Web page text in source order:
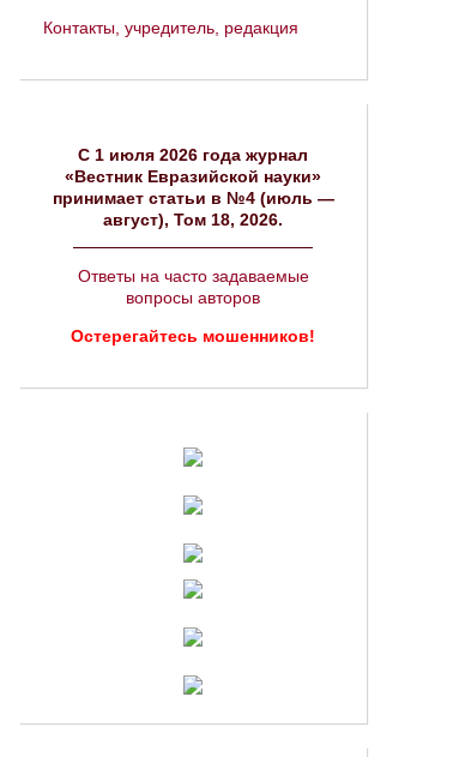
Контакты, учредитель, редакция
C 1 июля 2026 года журнал
«Вестник Евразийской науки»
принимает статьи в №4 (июль —
август), Том 18, 2026.
Ответы на часто задаваемые
вопросы авторов
Остерегайтесь мошенников!